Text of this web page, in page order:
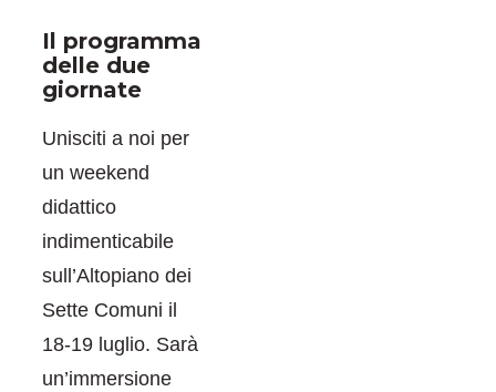
Il programma
delle due
giornate
Unisciti a noi per
un weekend
didattico
indimenticabile
sull’Altopiano dei
Sette Comuni il
18-19 luglio. Sarà
un’immersione